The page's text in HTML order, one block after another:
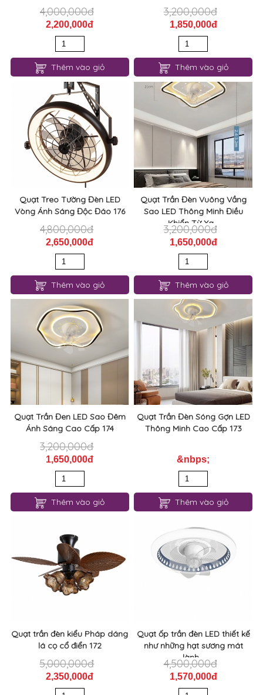
4,000,000đ
2,200,000đ
Thêm vào giỏ
3,200,000đ
1,850,000đ
Thêm vào giỏ
Quạt Treo Tường Đèn LED
Vòng Ánh Sáng Độc Đáo 176
4,800,000đ
2,650,000đ
Thêm vào giỏ
Quạt Trần Đèn Vuông Vầng
Sao LED Thông Minh Điều
Khiển Từ Xa...
3,200,000đ
1,650,000đ
Thêm vào giỏ
Quạt Trần Đen LED Sao Đêm
Ánh Sáng Cao Cấp 174
3,200,000đ
1,650,000đ
Thêm vào giỏ
Quạt Trần Đèn Sóng Gợn LED
Thông Minh Cao Cấp 173
&nbps;
Thêm vào giỏ
Quạt trần đèn kiểu Pháp dáng
lá cọ cổ điển 172
5,000,000đ
2,350,000đ
Quạt ốp trần đèn LED thiết kế
như những hạt sương mát
lành...
4,500,000đ
1,570,000đ